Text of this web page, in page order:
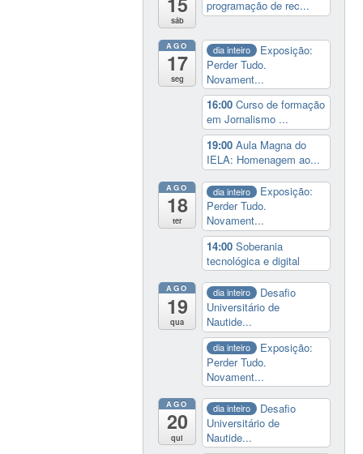
sáb
programação de rec...
AGO
17
seg
dia inteiro
Exposição:
Perder Tudo.
Novament...
16:00Curso de formação
em Jornalismo ...
19:00Aula Magna do
IELA: Homenagem ao...
AGO
18
ter
dia inteiro
Exposição:
Perder Tudo.
Novament...
14:00Soberania
tecnológica e digital
AGO
19
qua
dia inteiro
Desafio
Universitário de
Nautide...
dia inteiro
Exposição:
Perder Tudo.
Novament...
AGO
20
qui
dia inteiro
Desafio
Universitário de
Nautide...